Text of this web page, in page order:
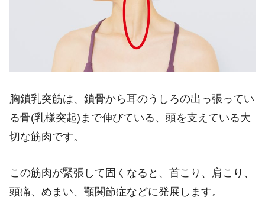
胸鎖乳突筋は、鎖骨から耳のうしろの出っ張ってい
る骨(乳様突起)まで伸びている、頭を支えている大
切な筋肉です。
この筋肉が緊張して固くなると、首こり、肩こり、
頭痛、めまい、顎関節症などに発展します。